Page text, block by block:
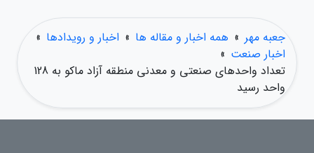
جعبه مهر » همه اخبار و مقاله ها » اخبار و رویدادها »
اخبار صنعت »
تعداد واحدهای صنعتی و معدنی منطقه آزاد ماکو به 128
واحد رسید